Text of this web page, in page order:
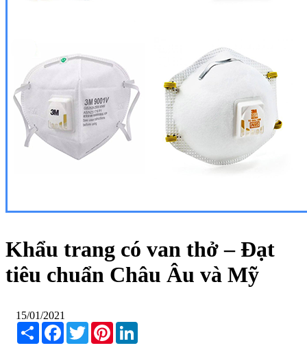
Khẩu trang có van thở – Đạt
tiêu chuẩn Châu Âu và Mỹ
15/01/2021
Share Facebook
TwitterPinterest